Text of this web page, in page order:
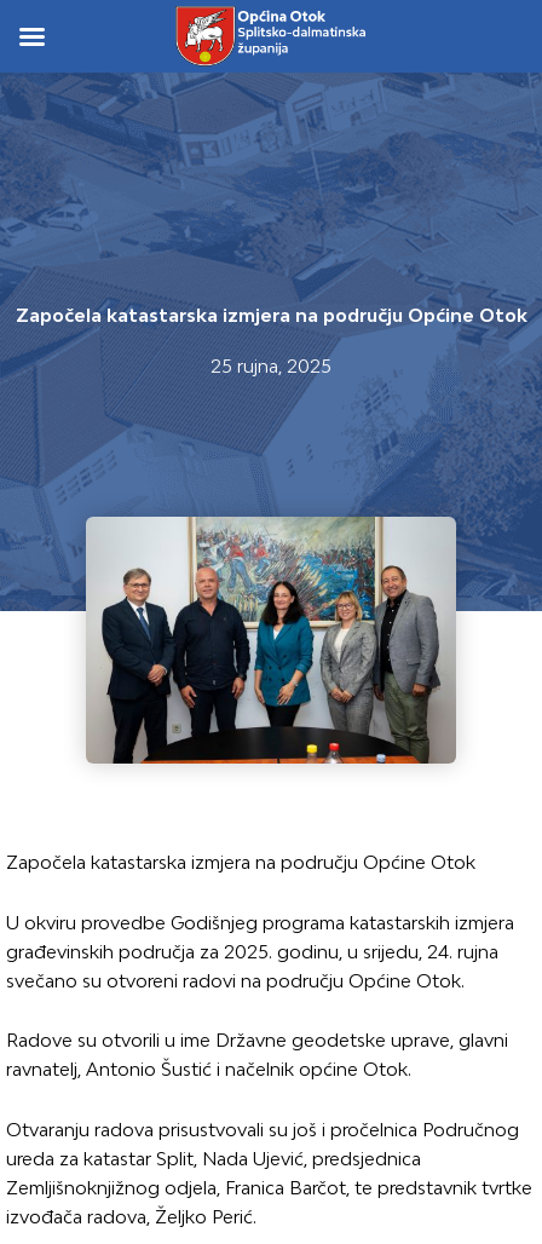
content
content
Započela katastarska izmjera na području Općine Otok
25 rujna, 2025
Započela katastarska izmjera na području Općine Otok
U okviru provedbe Godišnjeg programa katastarskih izmjera
građevinskih područja za 2025. godinu, u srijedu, 24. rujna
svečano su otvoreni radovi na području Općine Otok.
Radove su otvorili u ime Državne geodetske uprave, glavni
ravnatelj, Antonio Šustić i načelnik općine Otok.
Otvaranju radova prisustvovali su još i pročelnica Područnog
ureda za katastar Split, Nada Ujević, predsjednica
Zemljišnoknjižnog odjela, Franica Barčot, te predstavnik tvrtke
izvođača radova, Željko Perić.